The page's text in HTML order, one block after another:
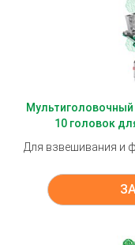
10 головок
Для взвешивания и